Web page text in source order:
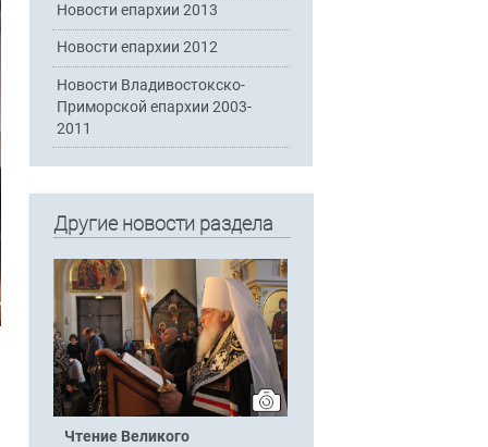
Новости епархии 2013
Новости епархии 2012
Новости Владивостокско-
Приморской епархии 2003-
2011
Другие новости раздела
Чтение Великого